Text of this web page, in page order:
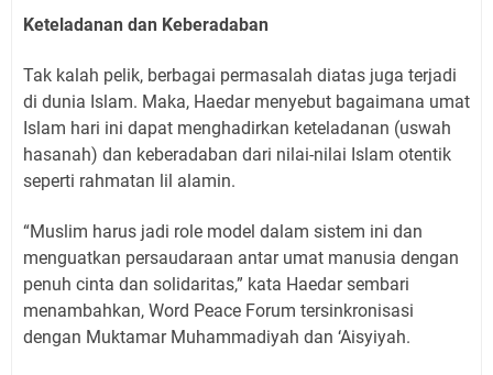
Keteladanan dan Keberadaban
Tak kalah pelik, berbagai permasalah diatas juga terjadi
di dunia Islam. Maka, Haedar menyebut bagaimana umat
Islam hari ini dapat menghadirkan keteladanan (uswah
hasanah) dan keberadaban dari nilai-nilai Islam otentik
seperti rahmatan lil alamin.
“Muslim harus jadi role model dalam sistem ini dan
menguatkan persaudaraan antar umat manusia dengan
penuh cinta dan solidaritas,” kata Haedar sembari
menambahkan, Word Peace Forum tersinkronisasi
dengan Muktamar Muhammadiyah dan ‘Aisyiyah.